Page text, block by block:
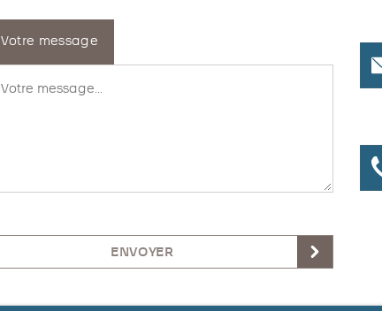
Votre message
ENVOYER